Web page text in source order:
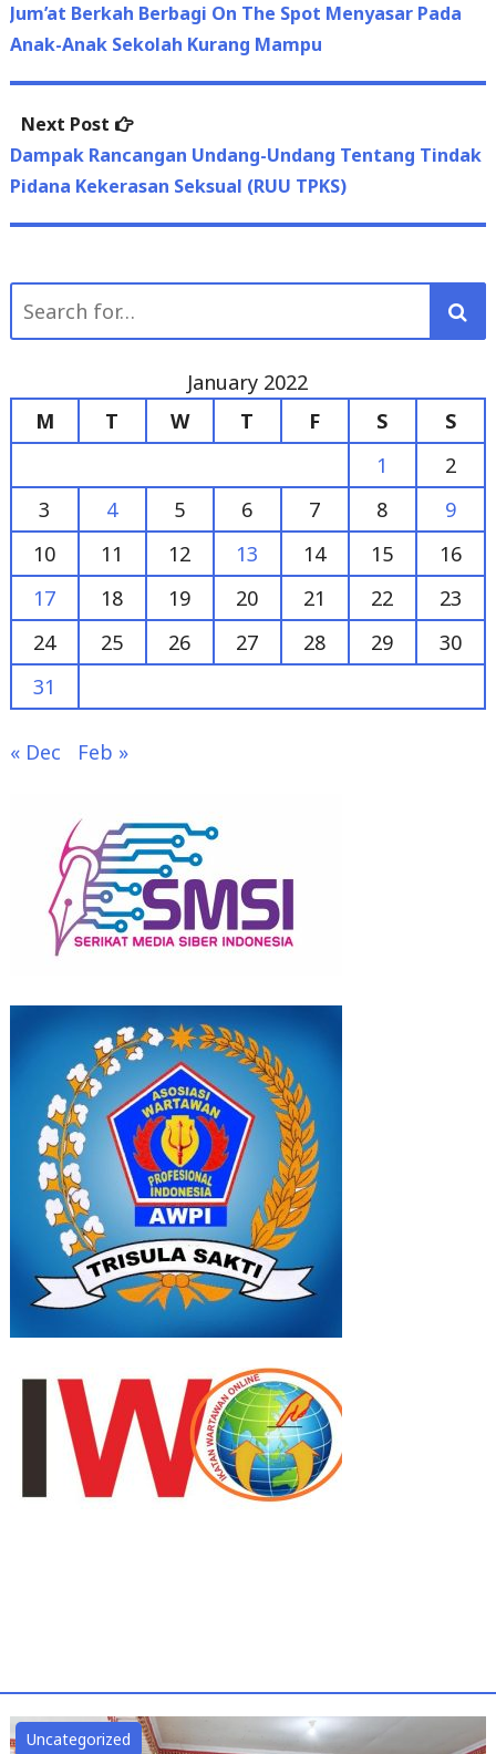
Next
post:
Dampak Rancangan Undang-Undang Tentang Tindak
Pidana Kekerasan Seksual (RUU TPKS)
Search
1
2
3
4 5 6 7 8
9
10
11 12 13 14 15
16
17
18 19 20 21 22
23
24
25 26 27 28 29
30
31
« Dec